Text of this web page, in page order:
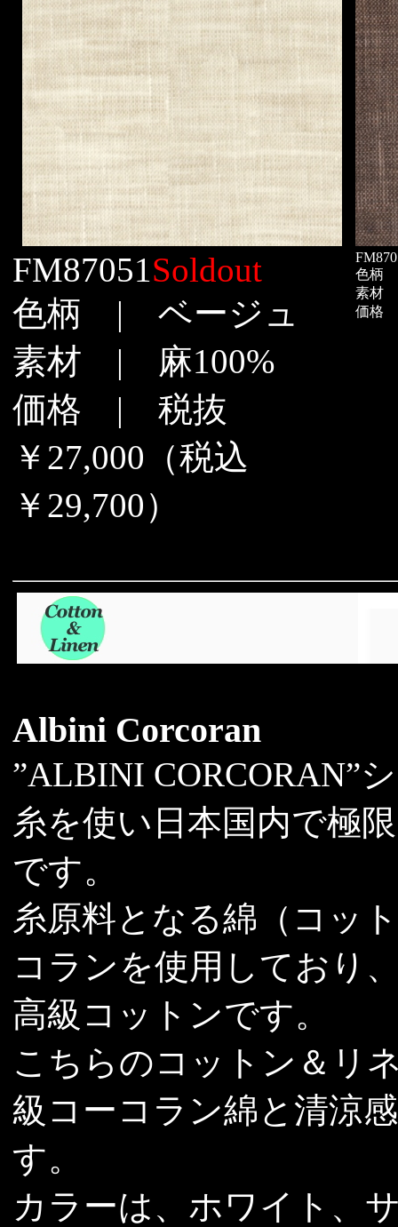
FM87051Soldout
色柄 | ベージュ
素材 | 麻100%
価格 | 税抜
￥27,000（税込
￥29,700）
色柄
素材
価格 |
Albini Corcoran
”ALBINI CORCORAN”
糸を使い日本国内で極
です。
糸原料となる綿（コッ
コランを使用しており
高級コットンです。
こちらのコットン＆リ
級コーコラン綿と清涼
す。
カラーは、ホワイト、